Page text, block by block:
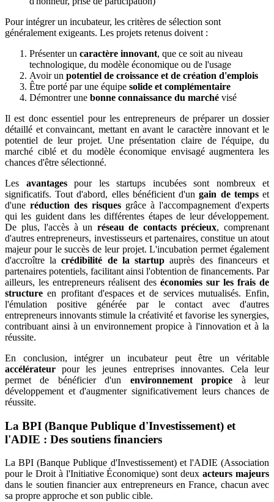
Pour intégrer un incubateur, les critères de sélection sont
généralement exigeants. Les projets retenus doivent :
Présenter un caractère innovant, que ce soit au niveau
technologique, du modèle économique ou de l'usage
Avoir un potentiel de croissance et de création d'emplois
Être porté par une équipe solide et complémentaire
Démontrer une bonne connaissance du marché visé
Il est donc essentiel pour les entrepreneurs de préparer un dossier
détaillé et convaincant, mettant en avant le caractère innovant et le
potentiel de leur projet. Une présentation claire de l'équipe, du
marché ciblé et du modèle économique envisagé augmentera les
chances d'être sélectionné.
Les avantagespour les startups incubées sont nombreux et
significatifs. Tout d'abord, elles bénéficient d'un gain de tempset
d'une réduction des risques grâce à l'accompagnement d'experts
qui les guident dans les différentes étapes de leur développement.
De plus, l'accès à un réseau de contacts précieux, comprenant
d'autres entrepreneurs, investisseurs et partenaires, constitue un atout
majeur pour le succès de leur projet. L'incubation permet également
d'accroître lacrédibilité de la startup auprès des financeurs et
partenaires potentiels, facilitant ainsi l'obtention de financements. Par
ailleurs, les entrepreneurs réalisent des économies sur les frais de
structure en profitant d'espaces et de services mutualisés. Enfin,
l'émulation positive générée par le contact avec d'autres
entrepreneurs innovants stimule la créativité et favorise les synergies,
contribuant ainsi à un environnement propice à l'innovation et à la
réussite.
En conclusion, intégrer un incubateur peut être un véritable
accélérateurpour les jeunes entreprises innovantes. Cela leur
permet de bénéficier d'un environnement propice à leur
développement et d'augmenter significativement leurs chances de
réussite.
La BPI (Banque Publique d'Investissement) et
l'ADIE : Des soutiens financiers
La BPI (Banque Publique d'Investissement) et l'ADIE (Association
pour le Droit à l'Initiative Économique) sont deuxacteurs majeurs
dans le soutien financier aux entrepreneurs en France, chacun avec
sa propre approche et son public cible.